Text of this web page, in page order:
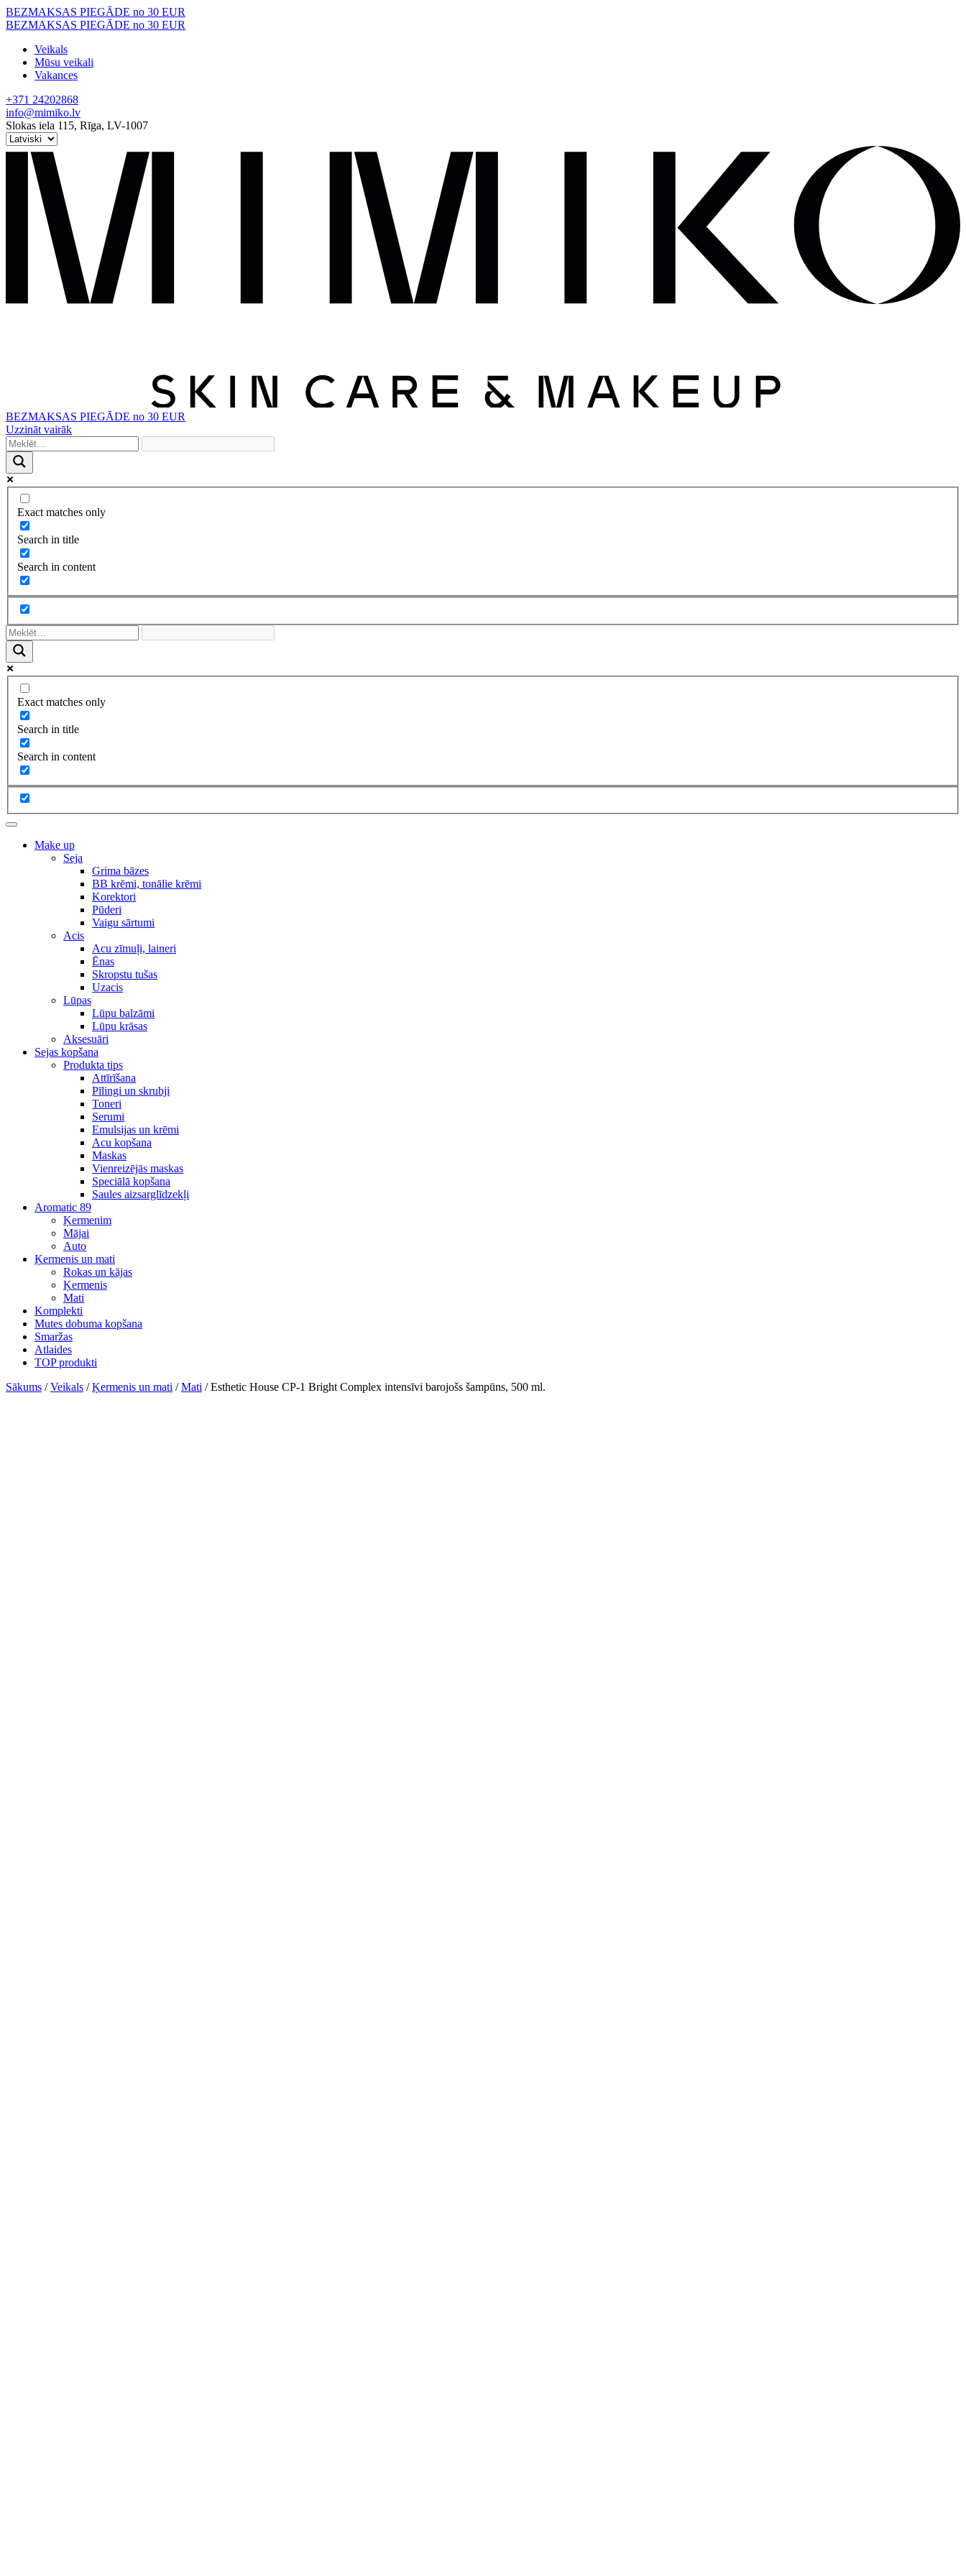
Skip
to
BEZMAKSAS PIEGĀDE no 30 EUR
BEZMAKSAS PIEGĀDE no 30 EUR
Veikals
Mūsu veikali
Vakances
+371 24202868
info@mimiko.lv
Slokas iela 115, Rīga, LV-1007
BEZMAKSAS PIEGĀDE no 30 EUR
Uzzināt vairāk
Exact matches only
Search in title
Search in content
Exact matches only
Search in title
Search in content
Make up
Seja
Grima bāzes
BB krēmi, tonālie krēmi
Korektori
Pūderi
Vaigu sārtumi
Acis
Acu zīmuļi, laineri
Ēnas
Skropstu tušas
Uzacis
Lūpas
Lūpu balzāmi
Lūpu krāsas
Aksesuāri
Sejas kopšana
Produkta tips
Attīrīšana
Pīlingi un skrubji
Toneri
Serumi
Emulsijas un krēmi
Acu kopšana
Maskas
Vienreizējās maskas
Speciālā kopšana
Saules aizsarglīdzekļi
Aromatic 89
Ķermenim
Mājai
Auto
Ķermenis un mati
Rokas un kājas
Ķermenis
Mati
Komplekti
Mutes dobuma kopšana
Smaržas
Atlaides
TOP produkti
Sākums /Veikals /Ķermenis un mati /Mati / Esthetic House CP-1 Bright Complex intensīvi barojošs šampūns, 500 ml.